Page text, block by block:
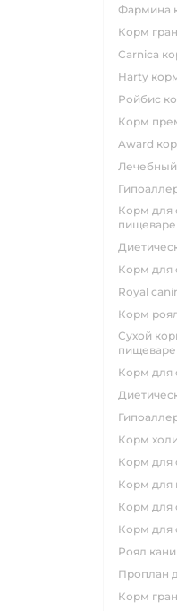
фармина
корм
carnica
harty
ройбис
корм
award
корм для собак с чувствительным
корм
royal
корм
сухой корм для чувствительного
корм
корм
корм
корм
корм
корм
роял
проплан
корм